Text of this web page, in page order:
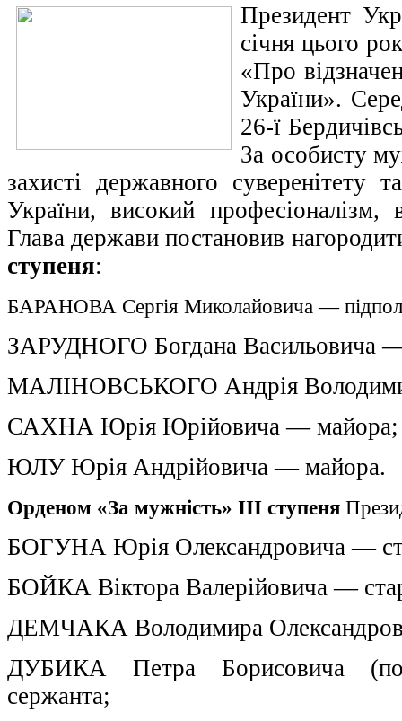
Президент
січня цього
«Про
України».
26-ї
За особисту
захисті державного суверенітету
України, високий професіоналізм,
Глава держави постановив
ступеня:
БАРАНОВА Сергія Миколайовича —
ЗАРУДНОГО Богдана Васильовича —
МАЛІНОВСЬКОГО Андрія
САХНА Юрія Юрійовича — майора;
ЮЛУ Юрія Андрійовича — майора.
Орденом «За мужність» ІІІ ступеня
БОГУНА Юрія Олександровича —
БОЙКА Віктора Валерійовича —
ДЕМЧАКА Володимира
ДУБИКА Петра Борисовича
сержанта;